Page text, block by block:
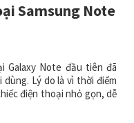
Samsung Note
Galaxy Note đầu tiên đã
Lý do là vì thời điểm
điện thoại nhỏ gọn, dễ